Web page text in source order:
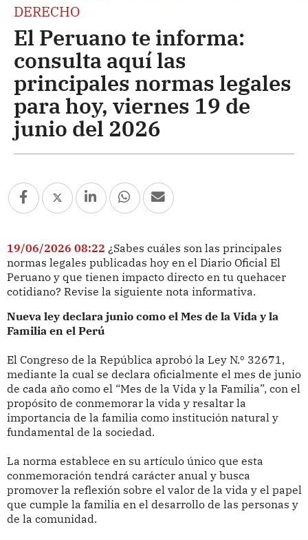
DERECHO
El Peruano te informa:
consulta aquí las
principales normas legales
para hoy, viernes 19 de
junio del 2026
19/06/2026 08:22 ¿Sabes cuáles son las principales
normas legales publicadas hoy en el Diario Oficial El
Peruano y que tienen impacto directo en tu quehacer
cotidiano? Revise la siguiente nota informativa.
Nueva ley declara junio como el Mes de la Vida y la
Familia en el Perú
El Congreso de la República aprobó la Ley N.º 32671,
mediante la cual se declara oficialmente el mes de junio
de cada año como el “Mes de la Vida y la Familia”, con el
propósito de conmemorar la vida y resaltar la
importancia de la familia como institución natural y
fundamental de la sociedad.
La norma establece en su artículo único que esta
conmemoración tendrá carácter anual y busca
promover la reflexión sobre el valor de la vida y el papel
que cumple la familia en el desarrollo de las personas y
de la comunidad.